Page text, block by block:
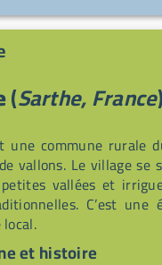
(Sarthe, France)
une commune rurale
vallons. Le village
vallées et
C’est
et histoire